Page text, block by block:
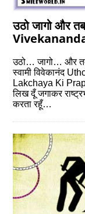
उठो जागो और
उठो… जागो… और
स्वामी विवेकानंद
Lakchaya Ki
लिख दूँ जगाकर
करता रहूँ…